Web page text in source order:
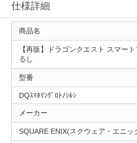
仕様詳細
商品名
【再販】ドラゴンクエスト スマー
るし
型番
DQｽﾏﾎﾘﾝｸﾞﾛﾄﾉｼﾙｼ
メーカー
SQUARE ENIX(スクウェア・エニッ